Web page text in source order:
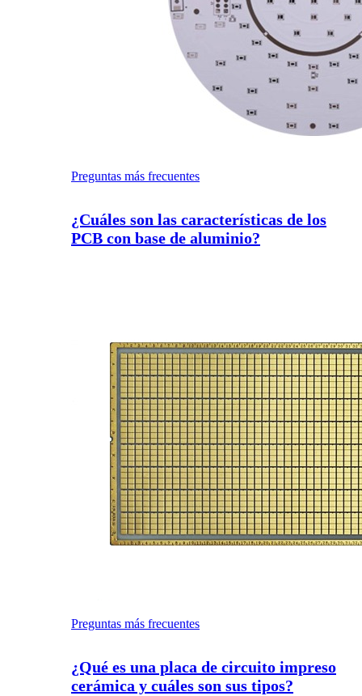
Preguntas más frecuentes
¿Cuáles son las características de los
PCB con base de aluminio?
Preguntas más frecuentes
¿Qué es una placa de circuito impreso
cerámica y cuáles son sus tipos?